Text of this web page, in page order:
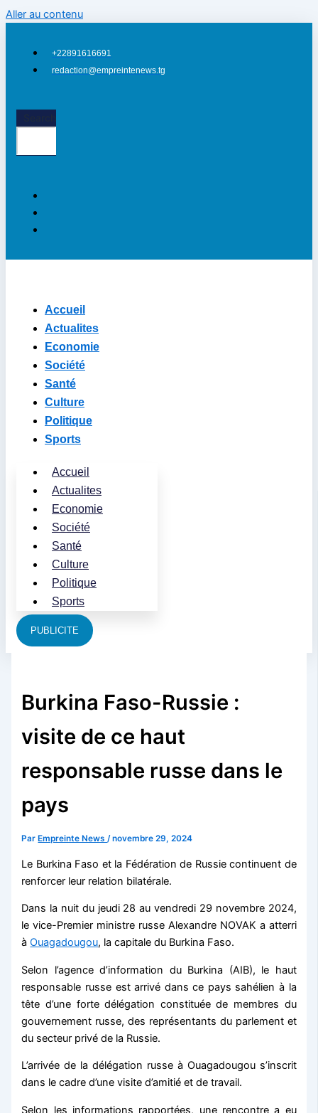
Aller au contenu
+22891616691
redaction@empreintenews.tg
Accueil
Actualites
Economie
Société
Santé
Culture
Politique
Sports
Accueil
Actualites
Economie
Société
Santé
Culture
Politique
Sports
PUBLICITE
Burkina Faso-Russie :
visite de ce haut
responsable russe dans le
pays
Par Empreinte News/novembre 29, 2024
Le Burkina Faso et la Fédération de Russie continuent de
renforcer leur relation bilatérale.
Dans la nuit du jeudi 28 au vendredi 29 novembre 2024,
le vice-Premier ministre russe Alexandre NOVAK a atterri
àOuagadougou, la capitale du Burkina Faso.
Selon l’agence d’information du Burkina (AIB), le haut
responsable russe est arrivé dans ce pays sahélien à la
tête d’une forte délégation constituée de membres du
gouvernement russe, des représentants du parlement et
du secteur privé de la Russie.
L’arrivée de la délégation russe à Ouagadougou s’inscrit
dans le cadre d’une visite d’amitié et de travail.
Selon les informations rapportées, une rencontre a eu